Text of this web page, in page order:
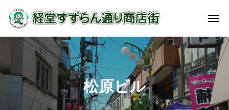
松原ビル